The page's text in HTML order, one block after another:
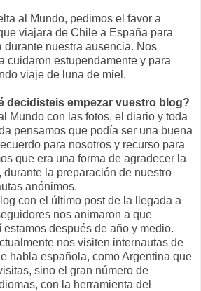
al Mundo, pedimos el favor a
viajara de Chile a España para
durante nuestra ausencia. Nos
cuidaron estupendamente y para
viaje de luna de miel.
decidisteis empezar vuestro blog?
Mundo con las fotos, el diario y toda
pensamos que podía ser una buena
para nosotros y recurso para
que era una forma de agradecer la
la preparación de nuestro
anónimos.
con el último post de la llegada a
nos animaron a que
después de año y medio.
nos visiten internautas de
habla española, como Argentina que
sino el gran número de
con la herramienta del